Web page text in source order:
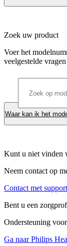
Zoek uw product
Voer het
veelgestelde
Waar kan ik het
Kunt u niet vinden
Neem contact op
Contact met support
Bent u een
Ondersteuning
Ga naar Philips